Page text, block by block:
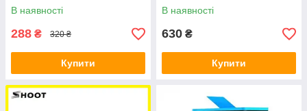
В наявності
288 ₴ 320 ₴
Купити
В наявності
630 ₴
Купити